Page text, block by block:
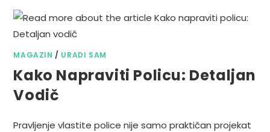
MAGAZIN / URADI SAM
Kako Napraviti Policu: Detaljan
Vodič
Pravljenje vlastite police nije samo praktičan projekat